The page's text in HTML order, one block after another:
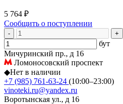
5 764 ₽
Сообщить о поступлении
- +
бут
Мичуринский пр., д 16
Ломоносовский проспект
◆Нет в наличии
+7 (985) 761-63-24 (10:00–23:00)
vinoteki.ru@yandex.ru
Воротынская ул., д 16